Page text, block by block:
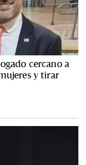
cercano a
y tirar